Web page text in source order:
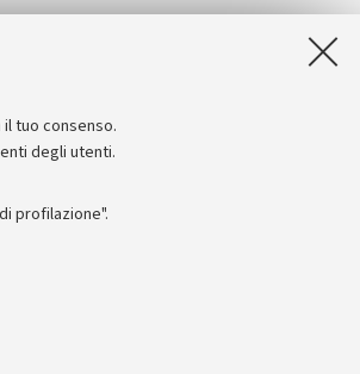
tuo consenso.
degli utenti.
profilazione".